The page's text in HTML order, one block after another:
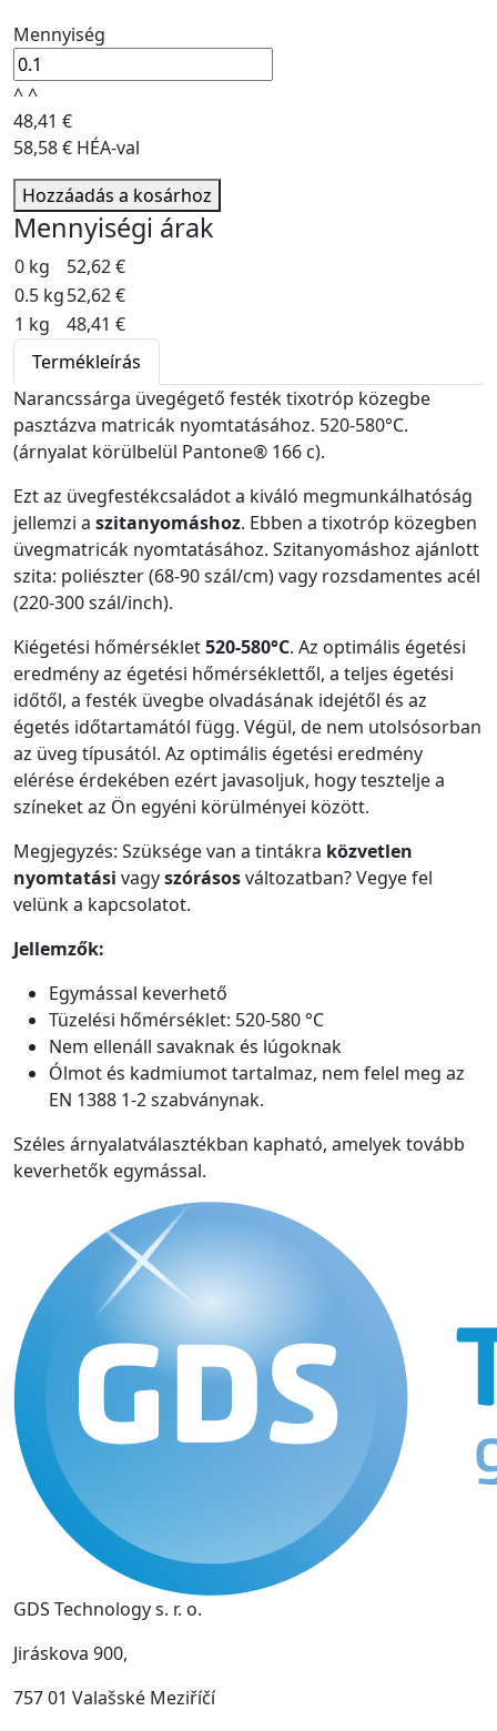
Mennyiség
^^
48,41 €
58,58 € HÉA-val
Hozzáadás a kosárhoz
Mennyiségi árak
0 kg
52,62 €
0.5 kg52,62 €
1 kg
48,41 €
Termékleírás
Narancssárga üvegégető festék tixotróp közegbe
pasztázva matricák nyomtatásához. 520-580°C.
(árnyalat körülbelül Pantone® 166 c).
Ezt az üvegfestékcsaládot a kiváló megmunkálhatóság
jellemzi a szitanyomáshoz. Ebben a tixotróp közegben
üvegmatricák nyomtatásához. Szitanyomáshoz ajánlott
szita: poliészter (68-90 szál/cm) vagy rozsdamentes acél
(220-300 szál/inch).
Kiégetési hőmérséklet520-580°C. Az optimális égetési
eredmény az égetési hőmérséklettől, a teljes égetési
időtől, a festék üvegbe olvadásának idejétől és az
égetés időtartamától függ. Végül, de nem utolsósorban
az üveg típusától. Az optimális égetési eredmény
elérése érdekében ezért javasoljuk, hogy tesztelje a
színeket az Ön egyéni körülményei között.
Megjegyzés: Szüksége van a tintákra közvetlen
nyomtatási vagyszórásosváltozatban? Vegye fel
velünk a kapcsolatot.
Jellemzők:
Egymással keverhető
Tüzelési hőmérséklet: 520-580 °C
Nem ellenáll savaknak és lúgoknak
Ólmot és kadmiumot tartalmaz, nem felel meg az
EN 1388 1-2 szabványnak.
Széles árnyalatválasztékban kapható, amelyek tovább
keverhetők egymással.
GDS Technology s. r. o.
Jiráskova 900,
757 01 Valašské Meziříčí